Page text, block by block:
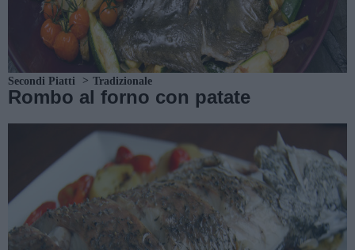
Secondi Piatti Tradizionale
Rombo al forno con patate